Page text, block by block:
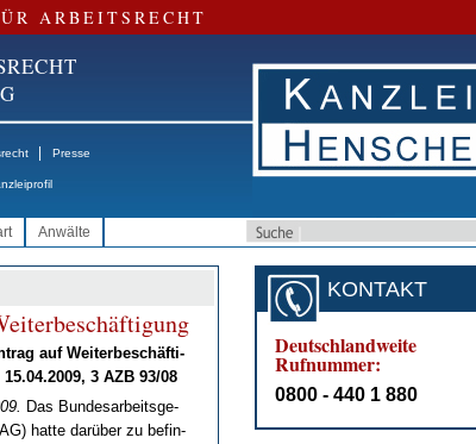
ARBEITSRECHT
Presse
Anwälte
auf Wei­ter­be­schäf­ti­
3 AZB 93/08
Das Bun­des­ar­beits­ge­
hat­te dar­über zu be­fin­
KONTAKT
Deutschlandweite
Rufnummer:
0800 - 440 1 880